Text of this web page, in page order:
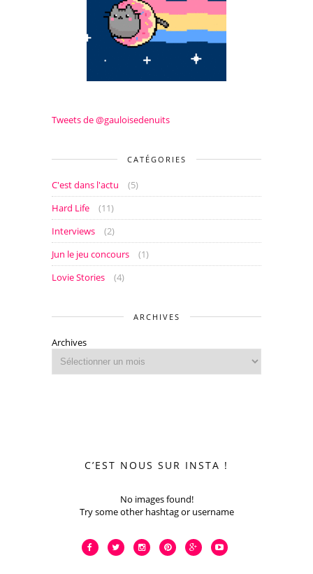
Tweets de @gauloisedenuits
CATÉGORIES
C'est dans l'actu
(5)
Hard Life
(11)
Interviews
(2)
Jun le jeu concours
(1)
Lovie Stories
(4)
ARCHIVES
Archives
C’EST NOUS SUR INSTA !
No images found!
Try some other hashtag or username